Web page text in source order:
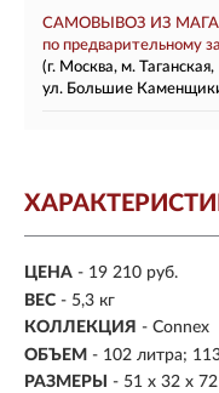
САМОВЫВОЗ ИЗ
по предварительному
(г. Москва, м. Таганская,
ул. Большие
ЦЕНА - 19 210 руб.
ВЕС - 5,3 кг
КОЛЛЕКЦИЯ - Connex
ОБЪЕМ - 102 литра;
РАЗМЕРЫ
- 51 x 32 x